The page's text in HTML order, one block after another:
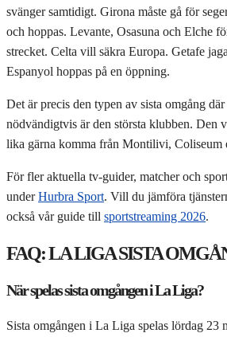
svänger samtidigt. Girona måste gå för
och hoppas. Levante, Osasuna och Elche
strecket. Celta vill säkra Europa. Getafe
Espanyol hoppas på en öppning.
Det är precis den typen av sista omgång
nödvändigtvis är den största klubben. Den
lika gärna komma från Montilivi, Coliseum
För fler aktuella tv-guider, matcher och
underHurbra Sport. Vill du jämföra
också vår guide till sportstreaming 2026.
FAQ: LA LIGA SISTA
När spelas sista omgången i La Liga?
Sista omgången i La Liga spelas lördag 23